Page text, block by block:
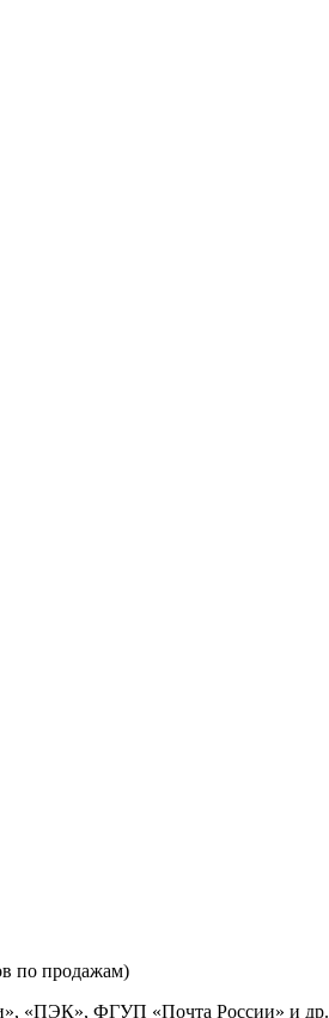
по продажам)
«ПЭК», ФГУП «Почта России» и др.